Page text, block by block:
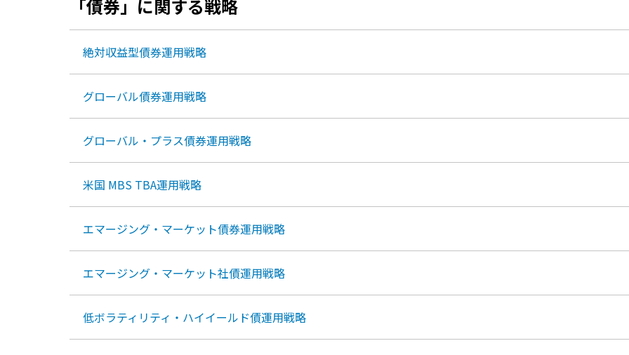
「債券」に関する戦略
絶対収益型債券運用戦略
グローバル債券運用戦略
グローバル・プラス債券運用戦略
米国 MBS TBA運用戦略
エマージング・マーケット債券運用戦略
エマージング・マーケット社債運用戦略
低ボラティリティ・ハイイールド債運用戦略